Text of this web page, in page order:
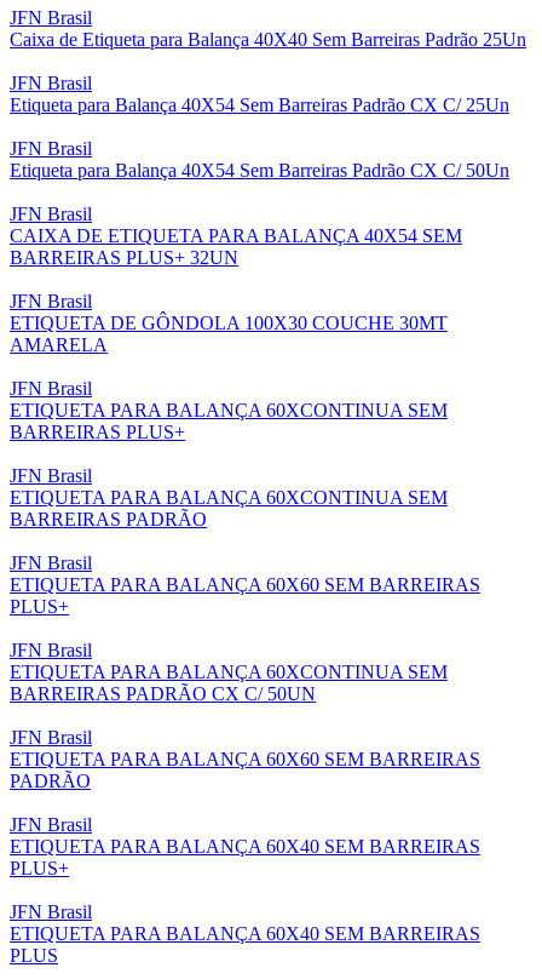
JFN Brasil
Caixa de Etiqueta para Balança 40X40 Sem Barreiras Padrão 25Un
JFN Brasil
Etiqueta para Balança 40X54 Sem Barreiras Padrão CX C/ 25Un
JFN Brasil
Etiqueta para Balança 40X54 Sem Barreiras Padrão CX C/ 50Un
JFN Brasil
CAIXA DE ETIQUETA PARA BALANÇA 40X54 SEM
BARREIRAS PLUS+ 32UN
JFN Brasil
ETIQUETA DE GÔNDOLA 100X30 COUCHE 30MT
AMARELA
JFN Brasil
ETIQUETA PARA BALANÇA 60XCONTINUA SEM
BARREIRAS PLUS+
JFN Brasil
ETIQUETA PARA BALANÇA 60XCONTINUA SEM
BARREIRAS PADRÃO
JFN Brasil
ETIQUETA PARA BALANÇA 60X60 SEM BARREIRAS
PLUS+
JFN Brasil
ETIQUETA PARA BALANÇA 60XCONTINUA SEM
BARREIRAS PADRÃO CX C/ 50UN
JFN Brasil
ETIQUETA PARA BALANÇA 60X60 SEM BARREIRAS
PADRÃO
JFN Brasil
ETIQUETA PARA BALANÇA 60X40 SEM BARREIRAS
PLUS+
JFN Brasil
ETIQUETA PARA BALANÇA 60X40 SEM BARREIRAS
PLUS